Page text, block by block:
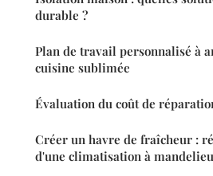
durable ?
Plan de travail personnalisé à
cuisine sublimée
Évaluation du coût de
Créer un havre de fraîcheur :
d'une climatisation à mandelieu